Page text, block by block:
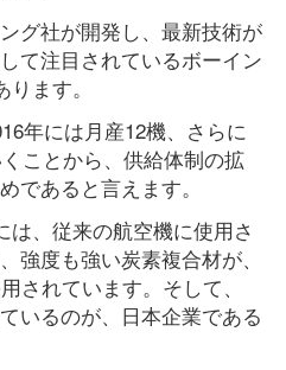
グ社が開発し、最新技術が
て注目されているボーイン
ます。
年には月産12機、さらに
ことから、供給体制の拡
であると言えます。
は、従来の航空機に使用さ
強度も強い炭素複合材が、
されています。そして、
いるのが、日本企業である